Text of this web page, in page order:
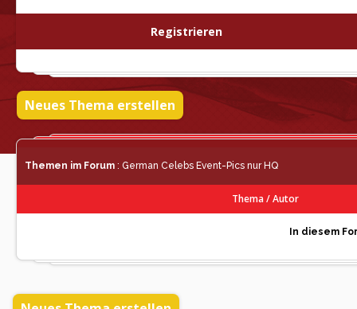
Registrieren
Neues Thema erstellen
Themen im Forum : German Celebs Event-Pics nur HQ
Thema/Autor
In diesem